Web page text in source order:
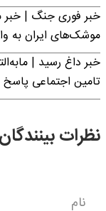
خبر فوری جنگ | خبر
موشک‌های ایران به
خبر داغ رسید |
تامین اجتماعی پاسخ
نظرات بینندگان
نام